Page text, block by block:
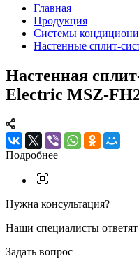
Главная
Продукция
Системы
Настенные сплит-
Настенная
Electric MSZ-
Подробнее
Нужна консультация?
Наши специалисты
Задать вопрос